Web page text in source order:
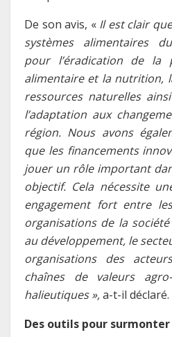
De son avis, « Il est clair
systèmes alimentaires
pour l’éradication de la
alimentaire et la nutrition,
ressources naturelles
l’adaptation aux
région. Nous avons
que les financements
jouer un rôle important
objectif. Cela nécessite
engagement fort entre
organisations de la
au développement, le
organisations des
chaînes de valeurs
halieutiques »,a-t-il déclaré.
Des outils pour